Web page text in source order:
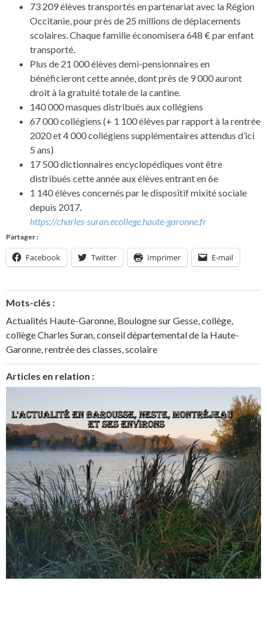
73 209 élèves transportés en partenariat avec la Région
Occitanie, pour près de 25 millions de déplacements
scolaires. Chaque famille économisera 648 € par enfant
transporté.
Plus de 21 000 élèves demi-pensionnaires en
bénéficieront cette année, dont près de 9 000 auront
droit à la gratuité totale de la cantine.
140 000 masques distribués aux collégiens
67 000 collégiens (+ 1 100 élèves par rapport à la rentrée
2020 et 4 000 collégiens supplémentaires attendus d’ici
5 ans)
17 500 dictionnaires encyclopédiques vont être
distribués cette année aux élèves entrant en 6e
1 140 élèves concernés par le dispositif mixité sociale
depuis 2017.
https://charles-suran.ecollege.haute-garonne.fr
Partager :
Facebook Twitter Imprimer E-mail
Mots-clés :
Actualités Haute-Garonne, Boulogne sur Gesse,collège,
collège Charles Suran,conseil départemental de la Haute-
Garonne,rentrée des classes,scolaire
Articles en relation :